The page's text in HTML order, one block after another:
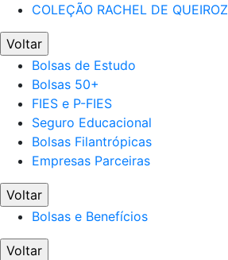
COLEÇÃO RACHEL DE QUEIROZ
Voltar
Bolsas de Estudo
Bolsas 50+
FIES e P-FIES
Seguro Educacional
Bolsas Filantrópicas
Empresas Parceiras
Voltar
Bolsas e Benefícios
Voltar